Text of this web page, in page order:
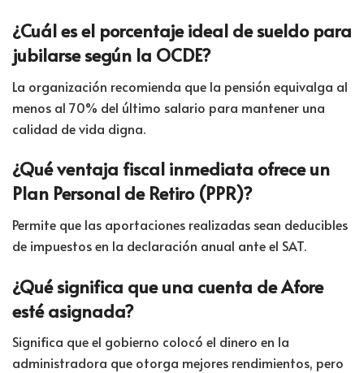
¿Cuál es el porcentaje ideal de sueldo para
jubilarse según la OCDE?
La organización recomienda que la pensión equivalga al
menos al 70% del último salario para mantener una
calidad de vida digna.
¿Qué ventaja fiscal inmediata ofrece un
Plan Personal de Retiro (PPR)?
Permite que las aportaciones realizadas sean deducibles
de impuestos en la declaración anual ante el SAT.
¿Qué significa que una cuenta de Afore
esté asignada?
Significa que el gobierno colocó el dinero en la
administradora que otorga mejores rendimientos, pero